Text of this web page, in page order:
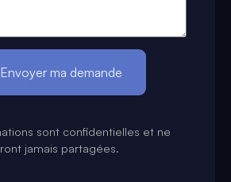
sont confidentielles et ne
jamais partagées.